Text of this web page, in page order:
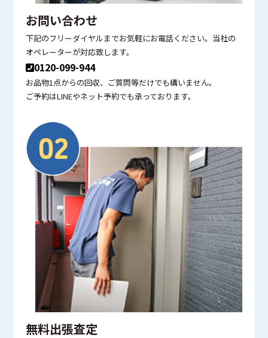
お問い合わせ
下記のフリーダイヤルまでお気軽にお電話ください。当社の
オペレーターが対応致します。
0120-099-944
お品物1点からの回収、ご質問等だけでも構いません。
ご予約はLINEやネット予約でも承っております。
無料出張査定